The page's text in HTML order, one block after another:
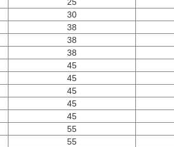
30
38
38
38
45
45
45
45
45
55
55